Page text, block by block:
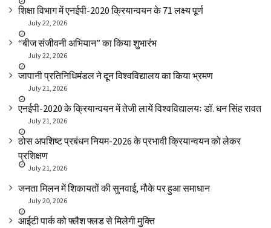
शिक्षा विभाग में एनईपी-2020 क्रियान्वयन के 71 लक्ष्य पूर्ण
July 22, 2026
“बीज संजीवनी अभियान” का किया शुभारंभ
July 22, 2026
जापानी प्रतिनिधिमंडल ने दून विश्वविद्यालय का किया भ्रमण
July 21, 2026
एनईपी-2020 के क्रियान्वयन में तेजी लायें विश्वविद्यालयः डॉ. धन सिंह रावत
July 21, 2026
ठोस अपशिष्ट प्रबंधन नियम-2026 के प्रभावी क्रियान्वयन को लेकर
प्रशिक्षण
July 21, 2026
जनता मिलन में शिकायतों की सुनवाई, मौके पर हुआ समाधान
July 20, 2026
आईटी पार्क को फ्लैश फ्लड से मिलेगी मुक्ति